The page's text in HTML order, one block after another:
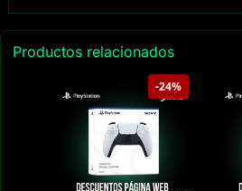
Productos relacionados
-24%